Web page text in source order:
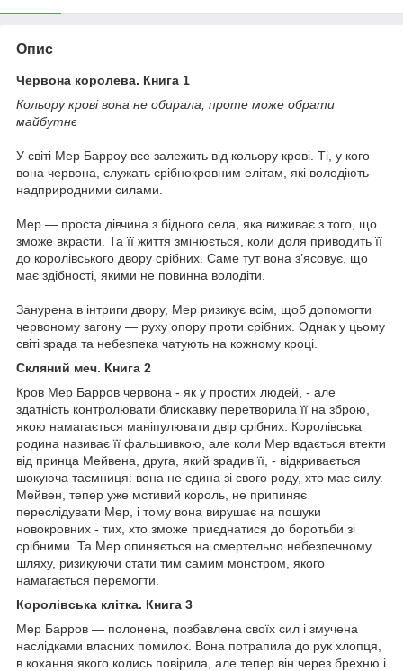
Опис
Червона королева. Книга 1
Кольору крові вона не обирала, проте може обрати
майбутнє
У світі Мер Барроу все залежить від кольору крові. Ті, у кого
вона червона, служать срібнокровним елітам, які володіють
надприродними силами.
Мер — проста дівчина з бідного села, яка виживає з того, що
зможе вкрасти. Та її життя змінюється, коли доля приводить її
до королівського двору срібних. Саме тут вона з’ясовує, що
має здібності, якими не повинна володіти.
Занурена в інтриги двору, Мер ризикує всім, щоб допомогти
червоному загону — руху опору проти срібних. Однак у цьому
світі зрада та небезпека чатують на кожному кроці.
Скляний меч. Книга 2
Кров Мер Барров червона - як у простих людей, - але
здатність контролювати блискавку перетворила її на зброю,
якою намагається маніпулювати двір срібних. Королівська
родина називає її фальшивкою, але коли Мер вдається втекти
від принца Мейвена, друга, який зрадив її, - відкривається
шокуюча таємниця: вона не єдина зі свого роду, хто має силу.
Мейвен, тепер уже мстивий король, не припиняє
переслідувати Мер, і тому вона вирушає на пошуки
новокровних - тих, хто зможе приєднатися до боротьби зі
срібними. Та Мер опиняється на смертельно небезпечному
шляху, ризикуючи стати тим самим монстром, якого
намагається перемогти.
Королівська клітка. Книга 3
Мер Барров — полонена, позбавлена своїх сил і змучена
наслідками власних помилок. Вона потрапила до рук хлопця,
в кохання якого колись повірила, але тепер він через брехню і